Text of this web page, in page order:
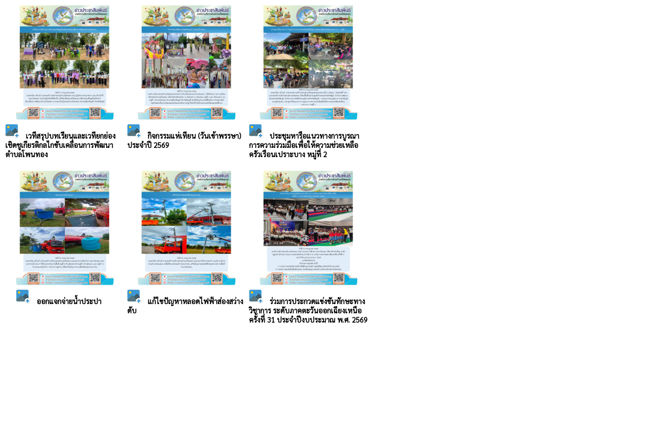
เวทีสรุปบทเรียนและเวทียกย่อง
เชิดชูเกียรติกลไกขับเคลื่อนการพัฒนา
ตำบลโพนทอง
กิจกรรมแห่เทียน (วันเข้าพรรษา)
ประจำปี 2569
ประชุมหารือแนวทางการบูรณา
การความร่วมมือเพื่อให้ความช่วยเหลือ
ครัวเรือนเปราะบาง หมู่ที่ 2
ออกแจกจ่ายน้ำประปา
แก้ไขปัญหาหลอดไฟฟ้าส่องสว่าง
ดับ
ร่วมการประกวดแข่งขันทักษะทาง
วิชาการ ระดับภาคตะวันออกเฉียงเหนือ
ครั้งที่ 31 ประจำปีงบประมาณ พ.ศ. 2569